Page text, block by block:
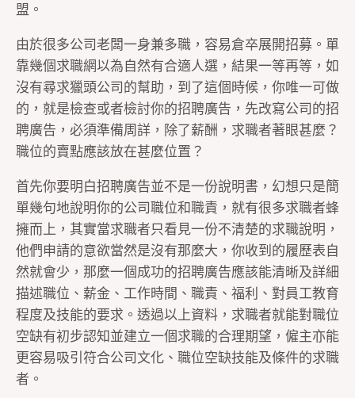
盟。
由於很多公司老闆一身兼多職，容易倉卒展開招募。單
靠幾個求職網以為自然有合適人選，結果一等再等，如
沒有尋求獵頭公司的幫助，到了這個時候，你唯一可做
的，就是檢查或者檢討你的招聘廣告，先改寫公司的招
聘廣告，必須準備周詳，除了薪酬，求職者著眼甚麼？
職位的賣點應該放在甚麼位置？
首先你要明白招聘廣告並不是一份說明書，幻想只是簡
單幾句地說明你的公司職位和職責，就有很多求職者蜂
擁而上，其實當求職者只看見一份不清楚的求職說明，
他們申請的意欲當然是沒有那麼大，你收到的履歷表自
然就會少，那麼一個成功的招聘廣告應該能清晰及詳細
描述職位、薪金、工作時間、職責、福利、對員工教育
程度及技能的要求。透過以上資料，求職者就能對職位
空缺有初步認知並建立一個求職的合理期望，僱主亦能
更容易吸引符合公司文化、職位空缺技能及條件的求職
者。